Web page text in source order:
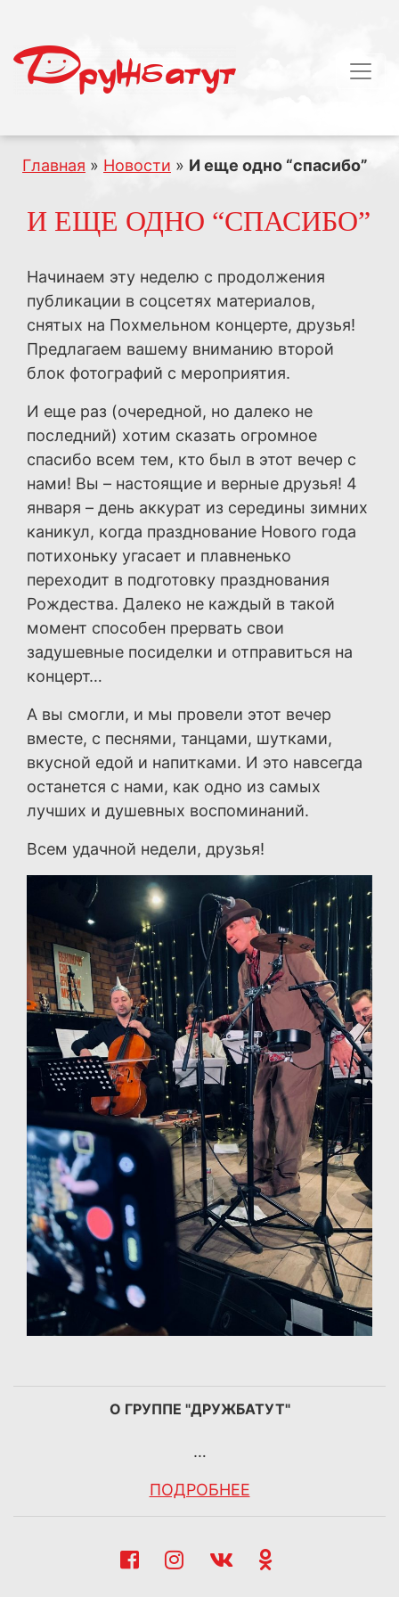
Главная » Новости » И еще одно “спасибо”
И ЕЩЕ ОДНО “СПАСИБО”
Начинаем эту неделю с продолжения
публикации в соцсетях материалов,
снятых на Похмельном концерте, друзья!
Предлагаем вашему вниманию второй
блок фотографий с мероприятия.
И еще раз (очередной, но далеко не
последний) хотим сказать огромное
спасибо всем тем, кто был в этот вечер с
нами! Вы – настоящие и верные друзья! 4
января – день аккурат из середины зимних
каникул, когда празднование Нового года
потихоньку угасает и плавненько
переходит в подготовку празднования
Рождества. Далеко не каждый в такой
момент способен прервать свои
задушевные посиделки и отправиться на
концерт…
А вы смогли, и мы провели этот вечер
вместе, с песнями, танцами, шутками,
вкусной едой и напитками. И это навсегда
останется с нами, как одно из самых
лучших и душевных воспоминаний.
Всем удачной недели, друзья!
О ГРУППЕ "ДРУЖБАТУТ"
…
ПОДРОБНЕЕ